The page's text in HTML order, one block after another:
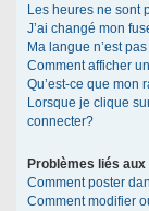
Les heures ne sont
J’ai changé mon
Ma langue n’est
Comment afficher
Qu’est-ce que mon
Lorsque je clique
connecter?
Problèmes liés
Comment poster
Comment modifier